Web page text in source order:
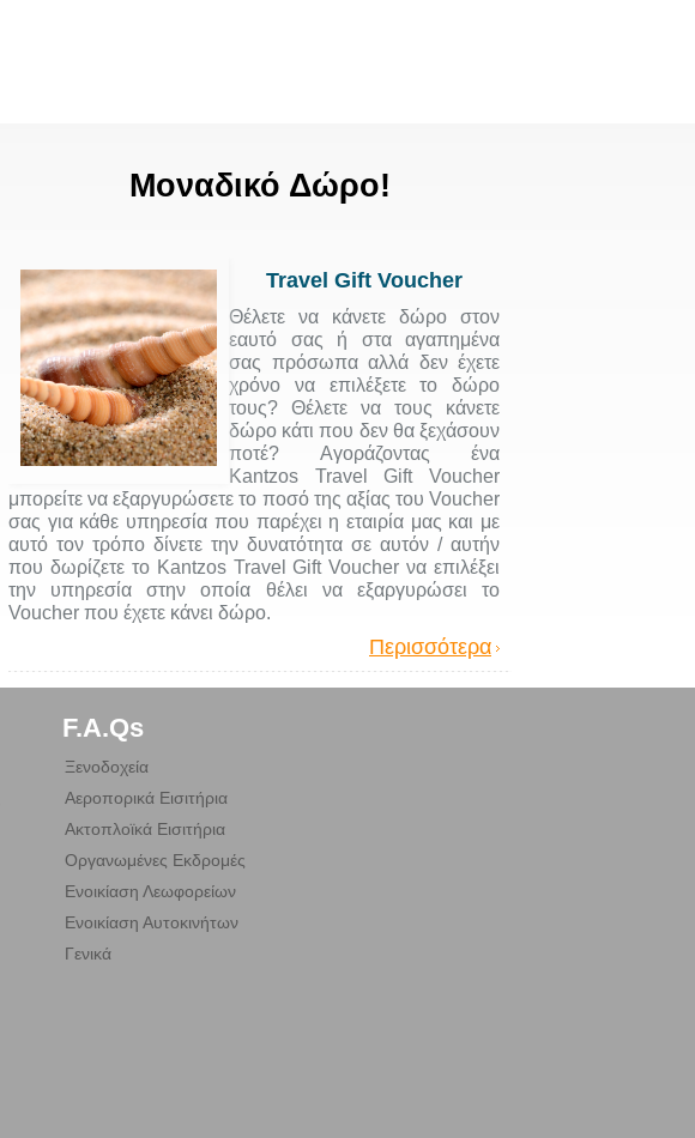
Μοναδικό Δώρο!
Travel Gift Voucher
Θέλετε να κάνετε δώρο στον
εαυτό σας ή στα αγαπημένα
σας πρόσωπα αλλά δεν έχετε
χρόνο να επιλέξετε το δώρο
τους? Θέλετε να τους κάνετε
δώρο κάτι που δεν θα ξεχάσουν
ποτέ? Αγοράζοντας ένα
Kantzos Travel Gift Voucher
μπορείτε να εξαργυρώσετε το ποσό της αξίας του Voucher
σας για κάθε υπηρεσία που παρέχει η εταιρία μας και με
αυτό τον τρόπο δίνετε την δυνατότητα σε αυτόν / αυτήν
που δωρίζετε το Kantzos Travel Gift Voucher να επιλέξει
την υπηρεσία στην οποία θέλει να εξαργυρώσει το
Voucher που έχετε κάνει δώρο.
Περισσότερα
F.A.Qs
Ξενοδοχεία
Αεροπορικά Εισιτήρια
Ακτοπλοϊκά Εισιτήρια
Οργανωμένες Εκδρομές
Ενοικίαση Λεωφορείων
Ενοικίαση Αυτοκινήτων
Γενικά